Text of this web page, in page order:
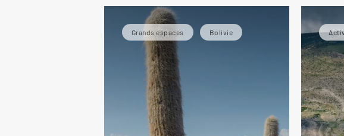
Grands espaces Bolivie